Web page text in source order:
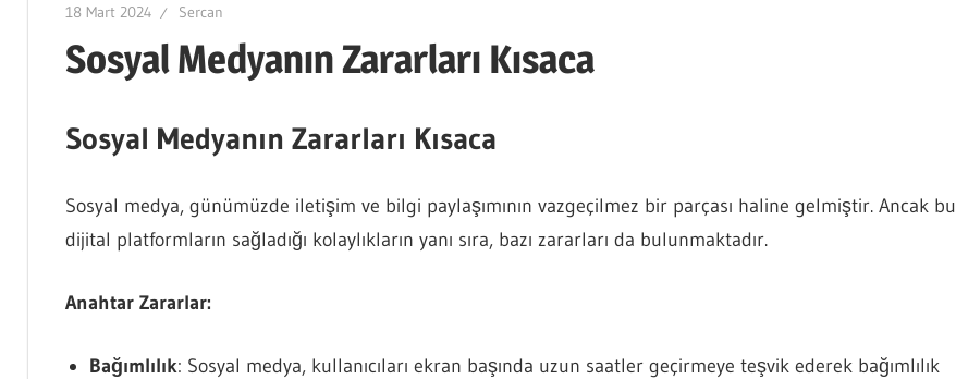
18 Mart 2024 Sercan
Sosyal Medyanın Zararları Kısaca
Sosyal Medyanın Zararları Kısaca
Sosyal medya, günümüzde iletişim ve bilgi paylaşımının vazgeçilmez bir parçası haline gelmiştir. Ancak bu
dijital platformların sağladığı kolaylıkların yanı sıra, bazı zararları da bulunmaktadır.
Anahtar Zararlar:
Bağımlılık: Sosyal medya, kullanıcıları ekran başında uzun saatler geçirmeye teşvik ederek bağımlılık